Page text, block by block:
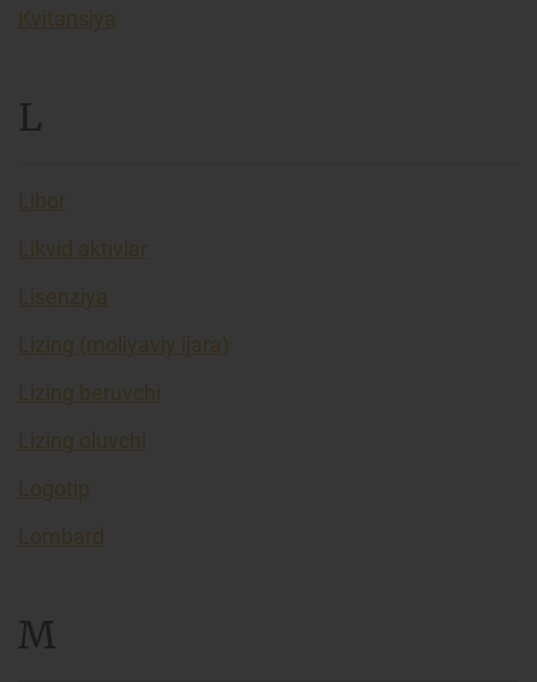
Kvitansiya
L
Libor
Likvid aktivlar
Lisenziya
Lizing (moliyaviy ijara)
Lizing beruvchi
Lizing oluvchi
Logotip
Lombard
M